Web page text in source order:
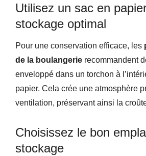
Utilisez un sac en
stockage optimal
Pour une conservation efficace, les
de la boulangerie recommandent
enveloppé dans un torchon à
papier. Cela crée une atmosphère
ventilation, préservant ainsi la
Choisissez le bon
stockage